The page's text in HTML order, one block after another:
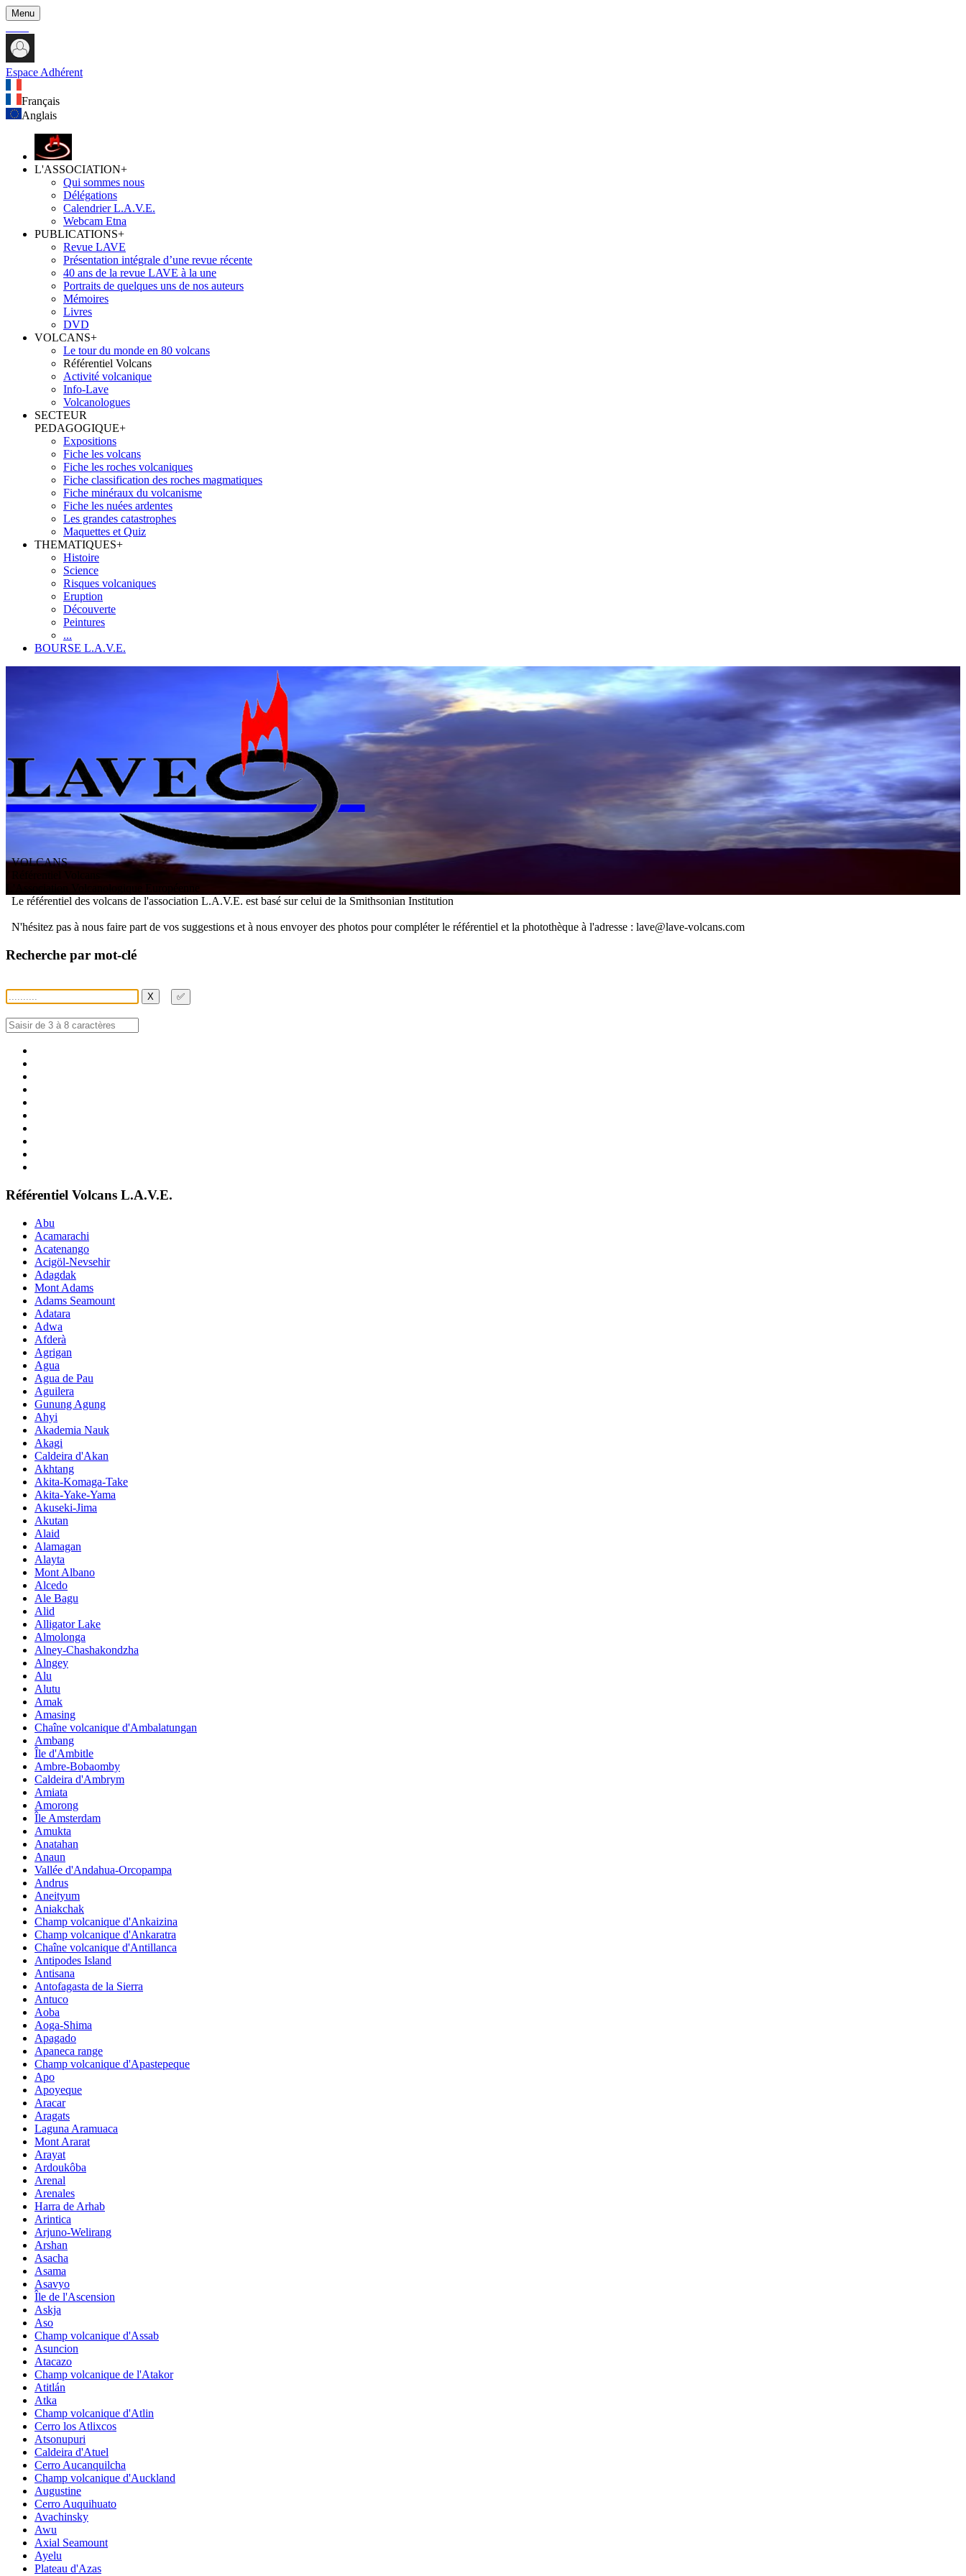
Menu
Espace Adhérent
Français
Anglais
L'ASSOCIATION+
Qui sommes nous
Délégations
Calendrier L.A.V.E.
Webcam Etna
PUBLICATIONS+
Revue LAVE
Présentation intégrale d’une revue récente
40 ans de la revue LAVE à la une
Portraits de quelques uns de nos auteurs
Mémoires
Livres
DVD
VOLCANS+
Le tour du monde en 80 volcans
Référentiel Volcans
Activité volcanique
Info-Lave
Volcanologues
SECTEUR
PEDAGOGIQUE+
Expositions
Fiche les volcans
Fiche les roches volcaniques
Fiche classification des roches magmatiques
Fiche minéraux du volcanisme
Fiche les nuées ardentes
Les grandes catastrophes
Maquettes et Quiz
THEMATIQUES+
Histoire
Science
Risques volcaniques
Eruption
Découverte
Peintures
...
BOURSE L.A.V.E.
VOLCANS
olcanologique
Le référentiel des volcans de l'association L.A.V.E. est basé sur celui de la Smithsonian Institution
N'hésitez pas à nous faire part de vos suggestions et à nous envoyer des photos pour compléter le référentiel et la photothèque à l'adresse : lave@lave-volcans.com
Recherche par mot-clé
X ✅
Référentiel Volcans L.A.V.E.
Abu
Acamarachi
Acatenango
Acigöl-Nevsehir
Adagdak
Mont Adams
Adams Seamount
Adatara
Adwa
Afderà
Agrigan
Agua
Agua de Pau
Aguilera
Gunung Agung
Ahyi
Akademia Nauk
Akagi
Caldeira d'Akan
Akhtang
Akita-Komaga-Take
Akita-Yake-Yama
Akuseki-Jima
Akutan
Alaid
Alamagan
Alayta
Mont Albano
Alcedo
Ale Bagu
Alid
Alligator Lake
Almolonga
Alney-Chashakondzha
Alngey
Alu
Alutu
Amak
Amasing
Chaîne volcanique d'Ambalatungan
Ambang
Île d'Ambitle
Ambre-Bobaomby
Caldeira d'Ambrym
Amiata
Amorong
Île Amsterdam
Amukta
Anatahan
Anaun
Vallée d'Andahua-Orcopampa
Andrus
Aneityum
Aniakchak
Champ volcanique d'Ankaizina
Champ volcanique d'Ankaratra
Chaîne volcanique d'Antillanca
Antipodes Island
Antisana
Antofagasta de la Sierra
Antuco
Aoba
Aoga-Shima
Apagado
Apaneca range
Champ volcanique d'Apastepeque
Apo
Apoyeque
Aracar
Aragats
Laguna Aramuaca
Mont Ararat
Arayat
Ardoukôba
Arenal
Arenales
Harra de Arhab
Arintica
Arjuno-Welirang
Arshan
Asacha
Asama
Asavyo
Île de l'Ascension
Askja
Aso
Champ volcanique d'Assab
Asuncion
Atacazo
Champ volcanique de l'Atakor
Atitlán
Atka
Champ volcanique d'Atlin
Cerro los Atlixcos
Atsonupuri
Caldeira d'Atuel
Cerro Aucanquilcha
Champ volcanique d'Auckland
Augustine
Cerro Auquihuato
Avachinsky
Awu
Axial Seamount
Ayelu
Plateau d'Azas